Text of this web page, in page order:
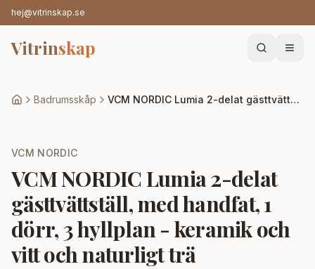
hej@vitrinskap.se
Vitrinskap
Badrumsskåp VCM NORDIC Lumia 2-delat gästtvättställ, med handfat, 1 dörr, 3 hyllplan - keramik och vitt och naturligt trä
VCM NORDIC
VCM NORDIC Lumia 2-delat
gästtvättställ, med handfat, 1
dörr, 3 hyllplan - keramik och
vitt och naturligt trä